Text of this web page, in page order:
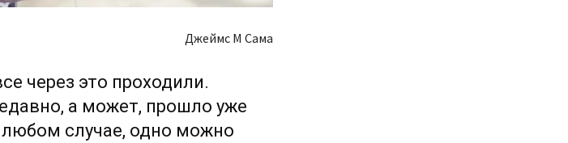
Джеймс М Сама
через это проходили.
а может, прошло уже
случае, одно можно